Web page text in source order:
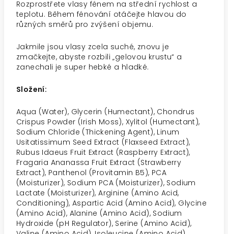
Rozprostřete vlasy fénem na střední rychlost a
teplotu. Během fénování otáčejte hlavou do
různých směrů pro zvýšení objemu.
Jakmile jsou vlasy zcela suché, znovu je
zmačkejte, abyste rozbili „gelovou krustu“ a
zanechali je super hebké a hladké.
Složení:
Aqua (Water), Glycerin (Humectant), Chondrus
Crispus Powder (Irish Moss), Xylitol (Humectant),
Sodium Chloride (Thickening Agent), Linum
Usitatissimum Seed Extract (Flaxseed Extract),
Rubus Idaeus Fruit Extract (Raspberry Extract),
Fragaria Ananassa Fruit Extract (Strawberry
Extract), Panthenol (Provitamin B5), PCA
(Moisturizer), Sodium PCA (Moisturizer), Sodium
Lactate (Moisturizer), Arginine (Amino Acid,
Conditioning), Aspartic Acid (Amino Acid), Glycine
(Amino Acid), Alanine (Amino Acid), Sodium
Hydroxide (pH Regulator), Serine (Amino Acid),